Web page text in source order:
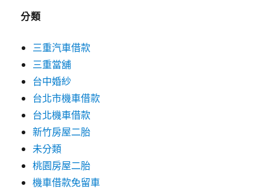
分類
三重汽車借款
三重當舖
台中婚紗
台北市機車借款
台北機車借款
新竹房屋二胎
未分類
桃園房屋二胎
機車借款免留車